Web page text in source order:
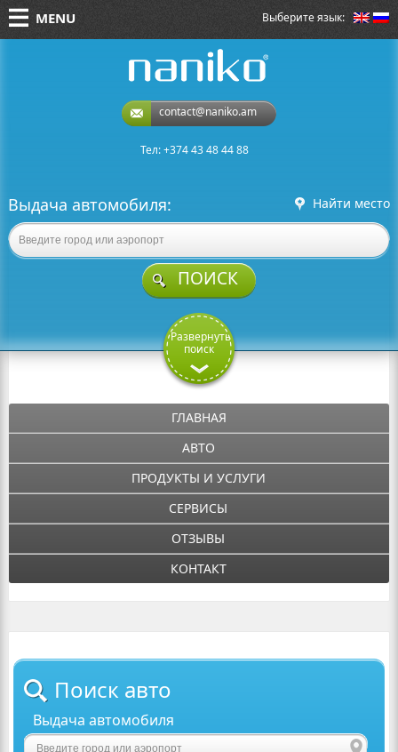
Выберите язык:
MENU
contact@naniko.am
Тел: +374 43 48 44 88
Выдача автомобиля: Найти место
ПОИСК
Развернуть
поиск
ГЛАВНАЯ
АВТО
ПРОДУКТЫ И УСЛУГИ
СЕРВИСЫ
ОТЗЫВЫ
КОНТАКТ
Поиск авто
Выдача автомобиля